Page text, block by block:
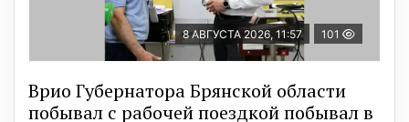
8 АВГУСТА 2026, 11:57 101
Врио Губернатора Брянской области
побывал с рабочей поездкой побывал в